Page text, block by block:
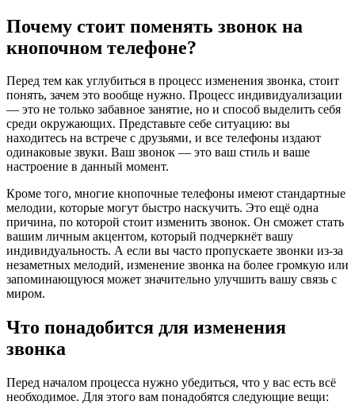
Почему стоит поменять звонок на
кнопочном телефоне?
Перед тем как углубиться в процесс изменения звонка, стоит
понять, зачем это вообще нужно. Процесс индивидуализации
— это не только забавное занятие, но и способ выделить себя
среди окружающих. Представьте себе ситуацию: вы
находитесь на встрече с друзьями, и все телефоны издают
одинаковые звуки. Ваш звонок — это ваш стиль и ваше
настроение в данный момент.
Кроме того, многие кнопочные телефоны имеют стандартные
мелодии, которые могут быстро наскучить. Это ещё одна
причина, по которой стоит изменить звонок. Он сможет стать
вашим личным акцентом, который подчеркнёт вашу
индивидуальность. А если вы часто пропускаете звонки из-за
незаметных мелодий, изменение звонка на более громкую или
запоминающуюся может значительно улучшить вашу связь с
миром.
Что понадобится для изменения
звонка
Перед началом процесса нужно убедиться, что у вас есть всё
необходимое. Для этого вам понадобятся следующие вещи: